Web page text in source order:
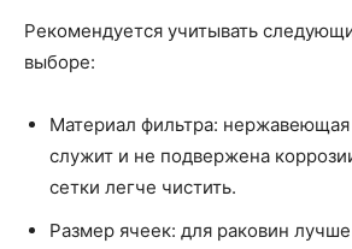
Рекомендуется учитывать
выборе:
Материал фильтра:
служит и не подвержена
сетки легче чистить.
Размер ячеек: для раковин